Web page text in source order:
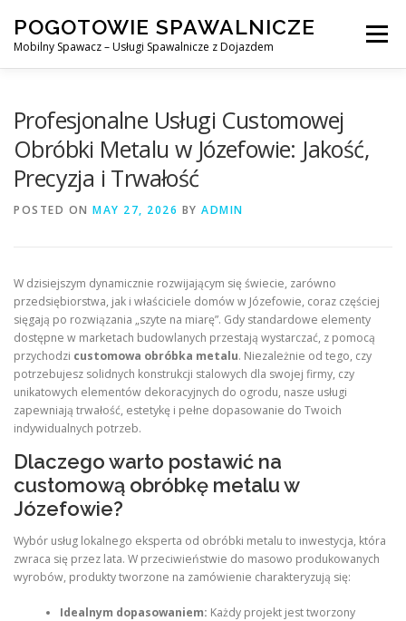
content
POGOTOWIE SPAWALNICZE
Mobilny Spawacz – Usługi Spawalnicze z Dojazdem
Menu
SPAWANIE MIG/MAG (GMAW)
Profesjonalne Usługi Customowej
Obróbki Metalu w Józefowie: Jakość,
Precyzja i Trwałość
POSTED ON MAY 27, 2026 BY ADMIN
W dzisiejszym dynamicznie rozwijającym się świecie, zarówno
przedsiębiorstwa, jak i właściciele domów w Józefowie, coraz częściej
sięgają po rozwiązania „szyte na miarę”. Gdy standardowe elementy
dostępne w marketach budowlanych przestają wystarczać, z pomocą
przychodzi customowa obróbka metalu. Niezależnie od tego, czy
potrzebujesz solidnych konstrukcji stalowych dla swojej firmy, czy
unikatowych elementów dekoracyjnych do ogrodu, nasze usługi
zapewniają trwałość, estetykę i pełne dopasowanie do Twoich
indywidualnych potrzeb.
Dlaczego warto postawić na
customową obróbkę metalu w
Józefowie?
Wybór usług lokalnego eksperta od obróbki metalu to inwestycja, która
zwraca się przez lata. W przeciwieństwie do masowo produkowanych
wyrobów, produkty tworzone na zamówienie charakteryzują się:
Idealnym dopasowaniem: Każdy projekt jest tworzony